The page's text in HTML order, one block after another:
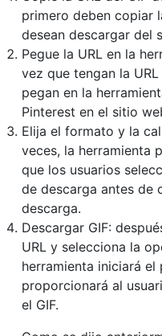
primero deben copiar
desean descargar del
Pegue la URL en la
vez que tengan la
pegan en la
Pinterest en el sitio
Elija el formato y la
veces, la herramienta
que los usuarios
de descarga antes de
descarga.
Descargar GIF:
URL y selecciona la
herramienta iniciará
proporcionará al
el GIF.